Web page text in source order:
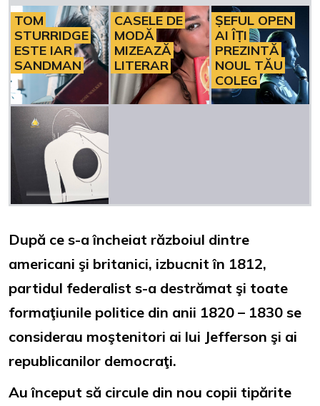
TOM
STURRIDGE
ESTE IAR
SANDMAN
CASELE DE
MODĂ
MIZEAZĂ
LITERAR
ȘEFUL OPEN
AI ÎȚI
PREZINTĂ
NOUL TĂU
COLEG
După ce s-a încheiat războiul dintre
americani şi britanici, izbucnit în 1812,
partidul federalist s-a destrămat şi toate
formaţiunile politice din anii 1820 – 1830 se
considerau moştenitori ai lui Jefferson şi ai
republicanilor democraţi.
Au început să circule din nou copii tipărite